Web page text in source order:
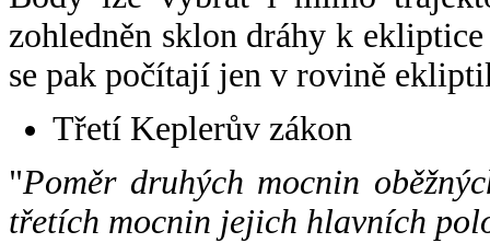
zohledněn sklon dráhy k
se pak počítají jen v rovině
Třetí Keplerův zákon
"Poměr druhých mocnin
třetích mocnin jejich hlavních